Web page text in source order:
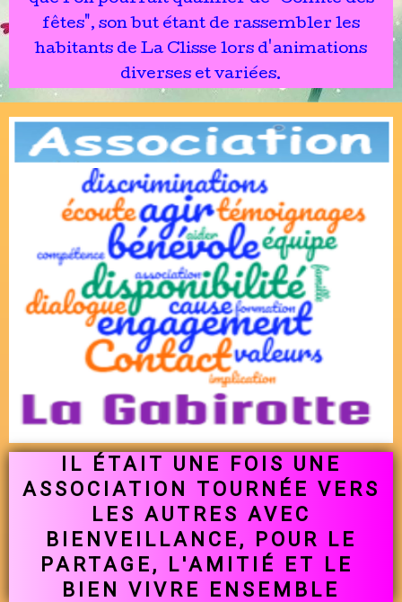
fêtes", son but étant de rassembler les
habitants de La Clisse lors d'animations
diverses et variées.
IL ÉTAIT UNE FOIS UNE
ASSOCIATION TOURNÉE VERS
LES AUTRES AVEC
BIENVEILLANCE, POUR LE
PARTAGE, L'AMITIÉ ET LE
BIEN VIVRE ENSEMBLE